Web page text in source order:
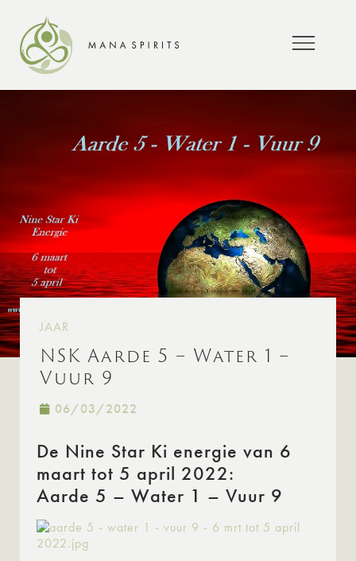
JAAR
NSK Aarde 5 – Water 1 –
Vuur 9
06/03/2022
De Nine Star Ki energie van 6
maart tot 5 april 2022:
Aarde 5 – Water 1 – Vuur 9